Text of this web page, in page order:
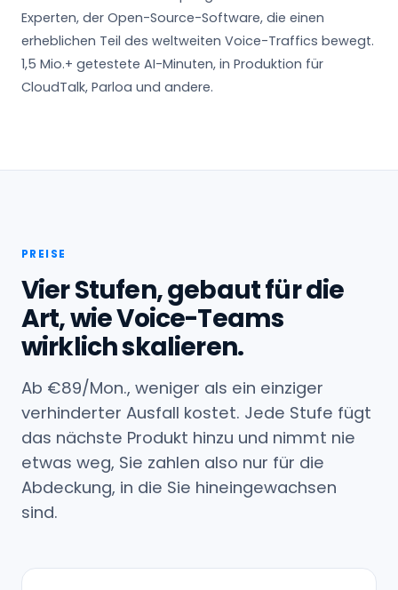
Experten, der Open-Source-Software, die einen
erheblichen Teil des weltweiten Voice-Traffics bewegt.
1,5 Mio.+ getestete AI-Minuten, in Produktion für
CloudTalk, Parloa und andere.
PREISE
Vier Stufen, gebaut für die
Art, wie Voice-Teams
wirklich skalieren.
Ab €89/Mon., weniger als ein einziger
verhinderter Ausfall kostet. Jede Stufe fügt
das nächste Produkt hinzu und nimmt nie
etwas weg, Sie zahlen also nur für die
Abdeckung, in die Sie hineingewachsen
sind.